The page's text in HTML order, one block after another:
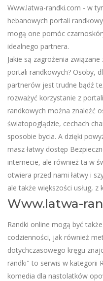
Www.latwa-randki.com - w
hebanowych portali
mogą one pomóc
idealnego partnera.
Jakie są zagrożenia
portali randkowych? Osoby,
partnerów jest trudne bądź
rozważyć korzystanie z
randkowych można znaleźć
światopoglądzie, cechach
sposobie bycia. A dzięki
masz łatwy dostęp
internecie, ale również ta w
otwiera przed nami łatwy i
ale także większości usług,
Www.latwa-
Randki online mogą być
codzienności, jak również
dotychczasowego kręgu
randki" to serwis w kategorii
komedia dla nastolatków